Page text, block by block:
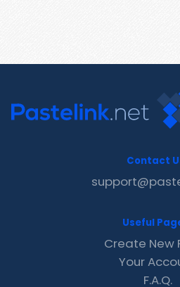
Contact
Useful
Create New
Your
F.A.Q.